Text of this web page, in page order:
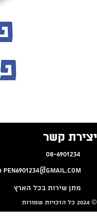
יצירת קשר
08-6901234
pen6901234@gmail.com
מתן שירות בכל הארץ
© 2024 כל הזכויות שמורות